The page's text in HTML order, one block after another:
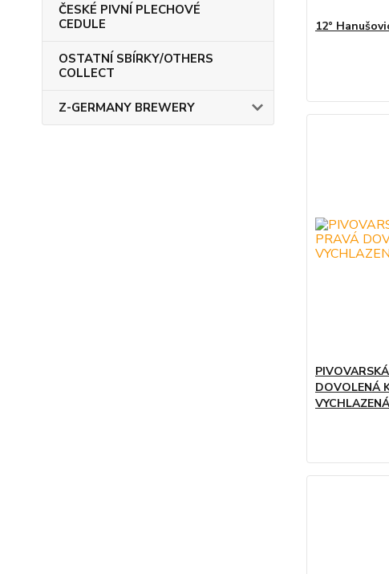
ČESKÉ PIVNÍ PLECHOVÉ
CEDULE
OSTATNÍ SBÍRKY/OTHERS
COLLECT
Z-GERMANY BREWERY
12°
DOVOLENÁ